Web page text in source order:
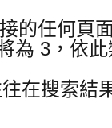
的任何頁
為 3，依此
在搜索結